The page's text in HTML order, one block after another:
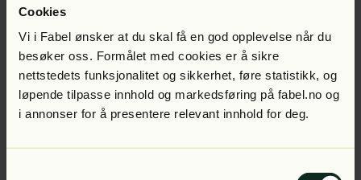
Cookies
Vi i Fabel ønsker at du skal få en god opplevelse når du
besøker oss. Formålet med cookies er å sikre
nettstedets funksjonalitet og sikkerhet, føre statistikk, og
løpende tilpasse innhold og markedsføring på fabel.no og
i annonser for å presentere relevant innhold for deg.